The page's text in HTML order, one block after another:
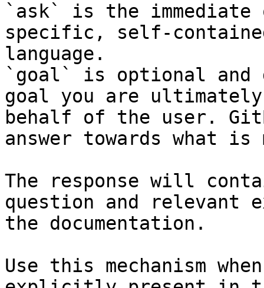
`ask` is the
specific, self-
language.
`goal` is optional and
goal you are
behalf of the user.
answer towards what
The response will
question and relevant
the documentation.
Use this mechanism